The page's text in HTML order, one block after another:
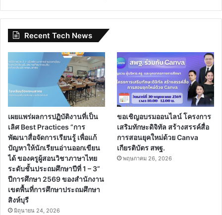
Recent Tech News
เผยแพร่ผลการปฏิบัติงานที่เป็น
เลิศ Best Practices “การ
พัฒนาสื่อจัดการเรียนรู้ เพื่อแก้
ปัญหาให้นักเรียนอ่านออกเขียน
ได้ ของครูผู้สอนวิชาภาษาไทย
ระดับชั้นประถมศึกษาปีที่ 1 – 3”
ปีการศึกษา 2569 ของสำนักงาน
เขตพื้นที่การศึกษาประถมศึกษา
สิงห์บุรี
มิถุนายน 24, 2026
ขอเชิญอบรมออนไลน์ โครงการ
เสริมทักษะดิจิทัล สร้างสรรค์สื่อ
การสอนยุคใหม่ด้วย Canva
เกียรติบัตร สพฐ.
พฤษภาคม 26, 2026